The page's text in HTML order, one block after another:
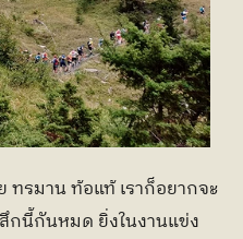
ทรมาน ท้อแท้ เราก็อยากจะ
กนี้กันหมด ยิ่งในงานแข่ง